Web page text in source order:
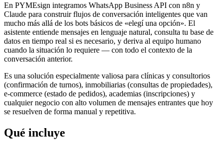
En PYMEsign integramos WhatsApp Business API con n8n y
Claude para construir flujos de conversación inteligentes que van
mucho más allá de los bots básicos de «elegí una opción». El
asistente entiende mensajes en lenguaje natural, consulta tu base de
datos en tiempo real si es necesario, y deriva al equipo humano
cuando la situación lo requiere — con todo el contexto de la
conversación anterior.
Es una solución especialmente valiosa para clínicas y consultorios
(confirmación de turnos), inmobiliarias (consultas de propiedades),
e-commerce (estado de pedidos), academias (inscripciones) y
cualquier negocio con alto volumen de mensajes entrantes que hoy
se resuelven de forma manual y repetitiva.
Qué incluye